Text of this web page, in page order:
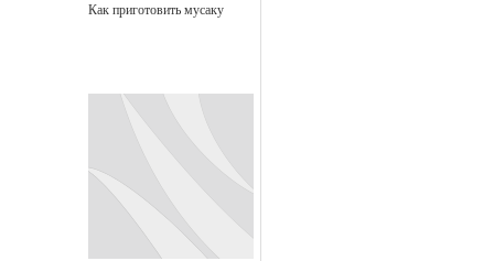
Как приготовить мусаку